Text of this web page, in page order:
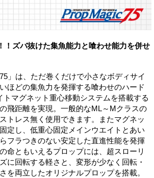
！ズバ抜けた集魚能力と喰わせ能力を併せ
」は、ただ巻くだけで小さなボディサイ
ほどの集魚力を発揮する喰わせのハード
トマグネット重心移動システムを搭載する
飛距離を実現。一般的なML～Mクラスの
トレス無く使用できます。またマグネッ
定し、低重心固定メインウエイトとあい
フラつきのない安定した直進性能を発揮
命ともいえるプロップには、超スローリ
に回転する軽さと、変形が少なく回転・
を両立したオリジナルプロップを搭載。